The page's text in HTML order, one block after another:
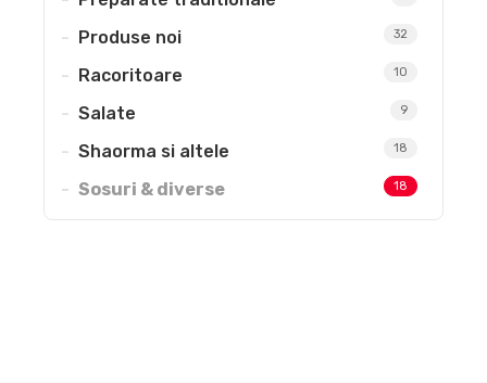
Produse noi 32
Racoritoare 10
Salate 9
Shaorma si altele 18
Sosuri & diverse 18